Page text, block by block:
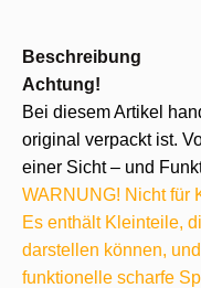
Beschreibung
Achtung!
Bei diesem Artikel
original verpackt ist.
einer Sicht – und
WARNUNG! Nicht für
Es enthält Kleinteile,
darstellen können,
funktionelle scharfe